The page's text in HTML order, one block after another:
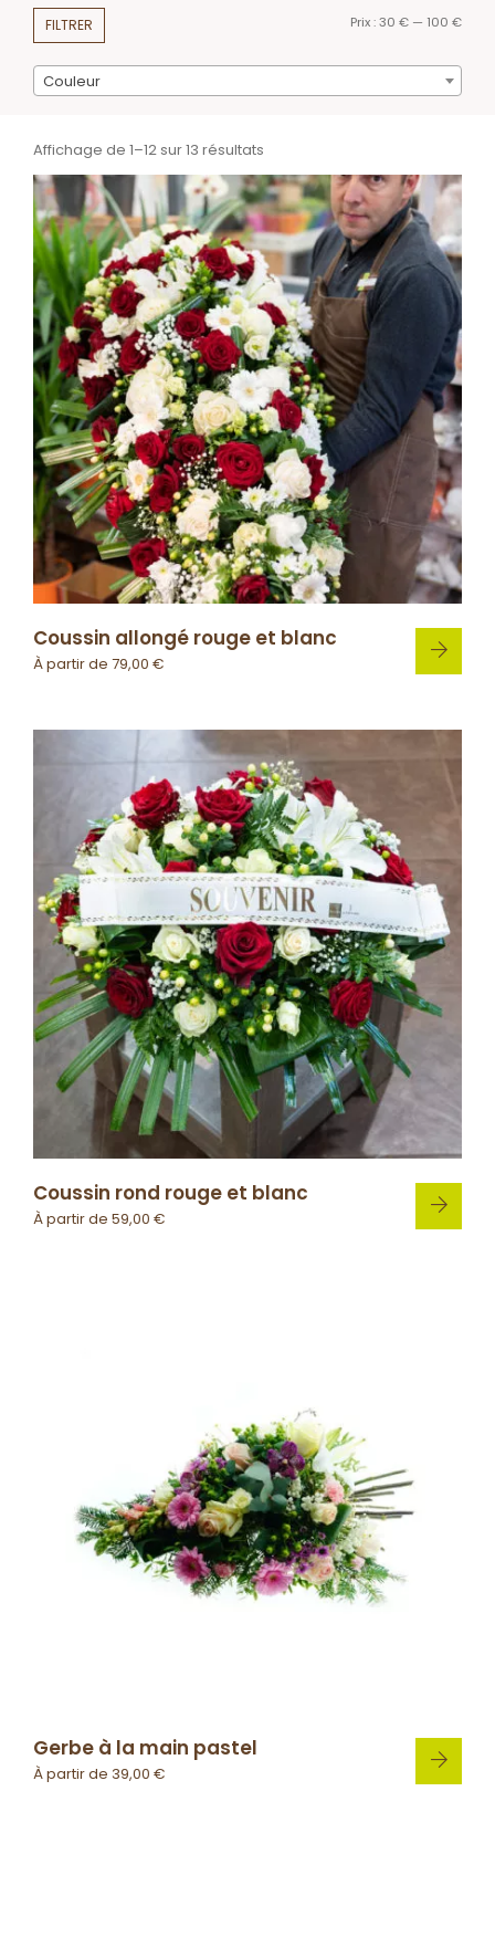
FILTRER Prix :30 € — 100 €
Couleur
Affichage de 1–12 sur 13 résultats
Coussin allongé rouge et blanc
À partir de 79,00 €
Coussin rond rouge et blanc
À partir de 59,00 €
Gerbe à la main pastel
À partir de 39,00 €